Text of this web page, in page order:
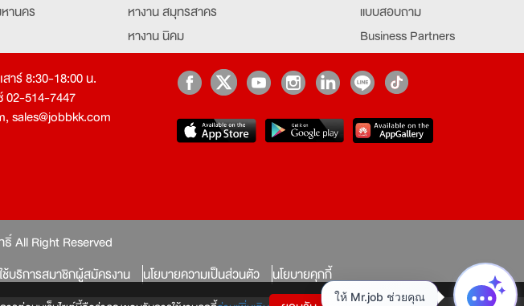
านคร
หางาน สมุทรสาคร
หางาน นิคม
หางานอยุธยา
แบบสอบถาม
Business Partners
Partner มหาวิทยาลัย
Job Index
job
าร์ 8:30-18:00 น.
02-514-7447
,sales@jobbkk.com
All Right Reserved
ช้บริการสมาชิกผู้สมัครงาน นโยบายความเป็นส่วนตัว
นโยบายคุกกี้